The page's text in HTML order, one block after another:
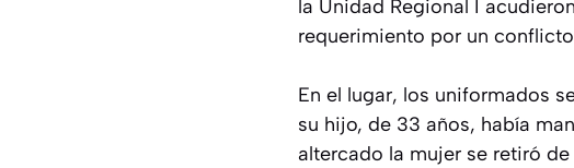
la Unidad Regional I
requerimiento por un
En el lugar, los uniformados
su hijo, de 33 años, había
altercado la mujer se retiró